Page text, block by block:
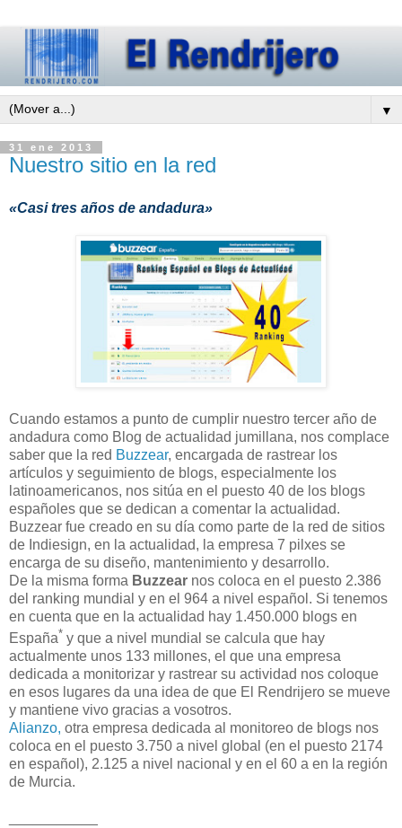
▼
31 ene 2013
Nuestro sitio en la red
«Casi tres años de andadura»
Cuando estamos a punto de cumplir nuestro tercer año de
andadura como Blog de actualidad jumillana, nos complace
saber que la red Buzzear, encargada de rastrear los
artículos y seguimiento de blogs, especialmente los
latinoamericanos, nos sitúa en el puesto 40 de los blogs
españoles que se dedican a comentar la actualidad.
Buzzear fue creado en su día como parte de la red de sitios
de Indiesign, en la actualidad, la empresa 7 pilxes se
encarga de su diseño, mantenimiento y desarrollo.
De la misma forma Buzzear nos coloca en el puesto 2.386
del ranking mundial y en el 964 a nivel español. Si tenemos
en cuenta que en la actualidad hay 1.450.000 blogs en
España* y que a nivel mundial se calcula que hay
actualmente unos 133 millones, el que una empresa
dedicada a monitorizar y rastrear su actividad nos coloque
en esos lugares da una idea de que El Rendrijero se mueve
y mantiene vivo gracias a vosotros.
Alianzo, otra empresa dedicada al monitoreo de blogs nos
coloca en el puesto 3.750 a nivel global (en el puesto 2174
en español), 2.125 a nivel nacional y en el 60 a en la región
de Murcia.